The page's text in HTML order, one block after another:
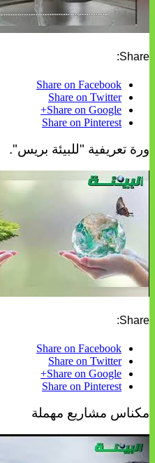
Share:
Share on Facebook
Share on Twitter
Share on Google+
Share on Pinterest
ورة تعريفية "للبيئة بريس".
Share:
Share on Facebook
Share on Twitter
Share on Google+
Share on Pinterest
مكناس مشاريع مهملة